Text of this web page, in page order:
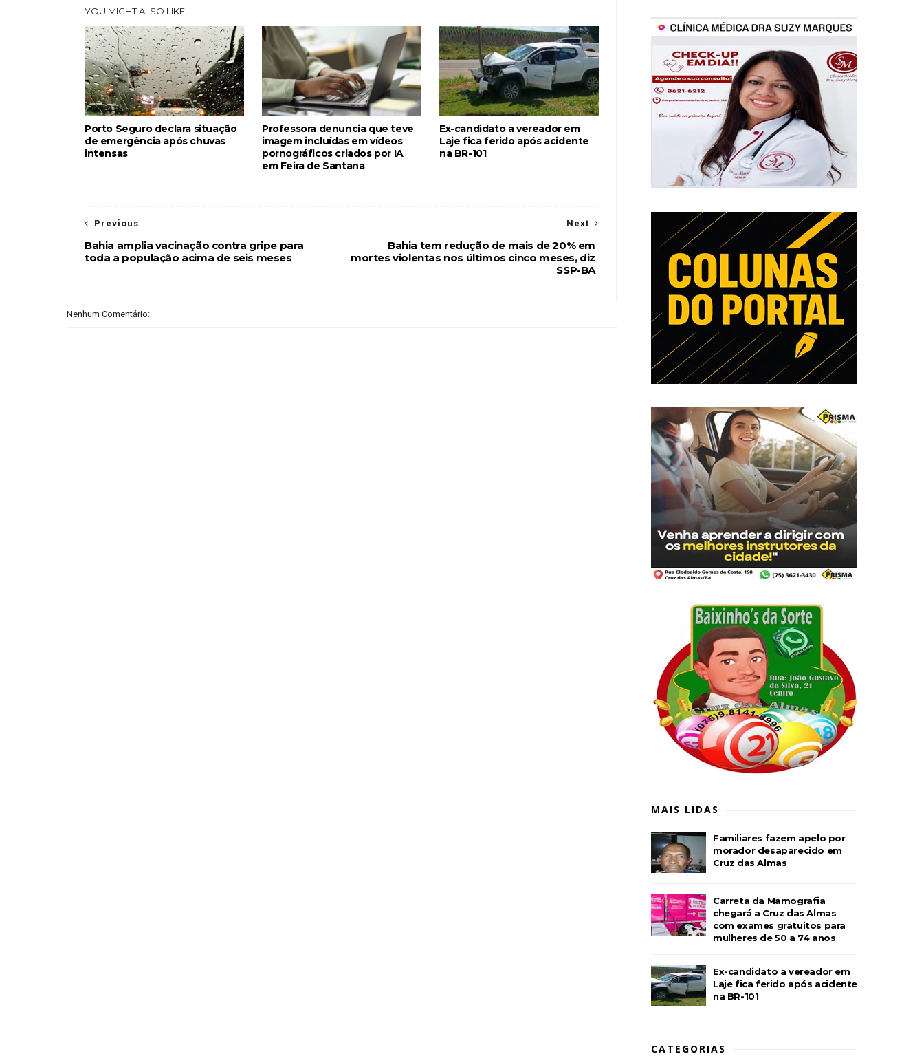
YOU MIGHT ALSO LIKE
Porto Seguro declara situação
de emergência após chuvas
intensas
Professora denuncia que teve
imagem incluídas em vídeos
pornográficos criados por IA
em Feira de Santana
Ex-candidato a vereador em
Laje fica ferido após acidente
na BR-101
Next
Bahia tem redução de mais de 20% em
mortes violentas nos últimos cinco meses, diz
SSP-BA
Previous
Bahia amplia vacinação contra gripe para
toda a população acima de seis meses
Nenhum Comentário:
MAIS LIDAS
Familiares fazem apelo por
morador desaparecido em
Cruz das Almas
Carreta da Mamografia
chegará a Cruz das Almas
com exames gratuitos para
mulheres de 50 a 74 anos
Ex-candidato a vereador em
Laje fica ferido após acidente
na BR-101
CATEGORIAS